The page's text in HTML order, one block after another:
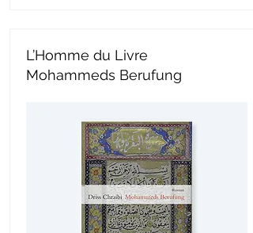
L’Homme du Livre
Mohammeds Berufung